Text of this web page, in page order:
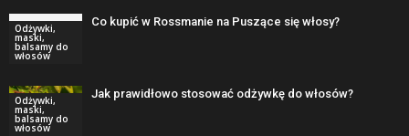
Odżywki,
maski,
balsamy do
włosów
Co kupić w Rossmanie na Puszące się włosy?
Odżywki,
maski,
balsamy do
włosów
Jak prawidłowo stosować odżywkę do włosów?